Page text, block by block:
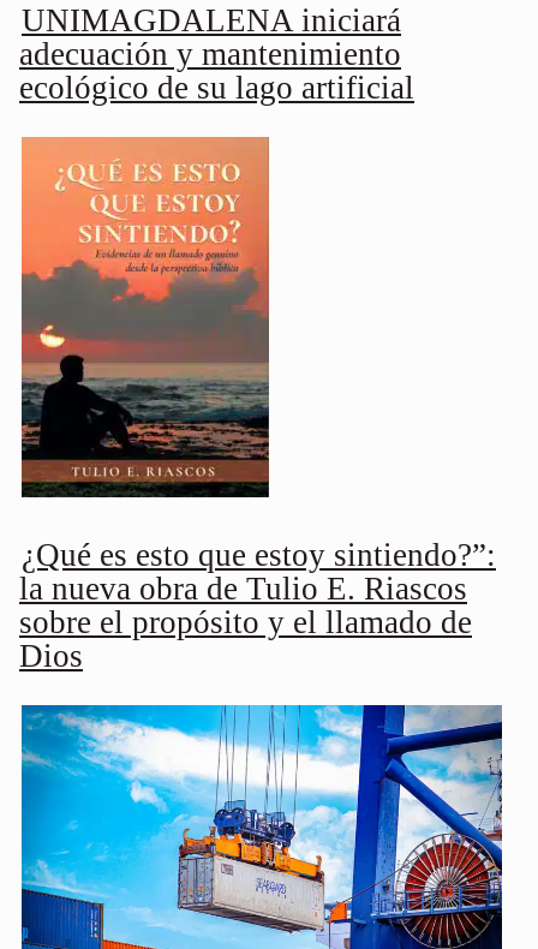
UNIMAGDALENA iniciará
adecuación y mantenimiento
ecológico de su lago artificial
¿Qué es esto que estoy sintiendo?”:
la nueva obra de Tulio E. Riascos
sobre el propósito y el llamado de
Dios